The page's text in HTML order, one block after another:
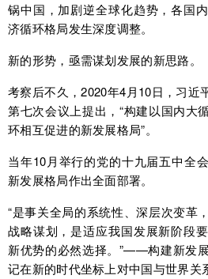
锅中国，加剧逆全球化趋势，各国
济循环格局发生深度调整。
新的形势，亟需谋划发展的新思路。
考察后不久，2020年4月10日，习近
第七次会议上提出，“构建以国内大
环相互促进的新发展格局”。
当年10月举行的党的十九届五中全
新发展格局作出全面部署。
“是事关全局的系统性、深层次变革
战略谋划，是适应我国发展新阶段
新优势的必然选择。”——构建新发
记在新的时代坐标上对中国与世界关